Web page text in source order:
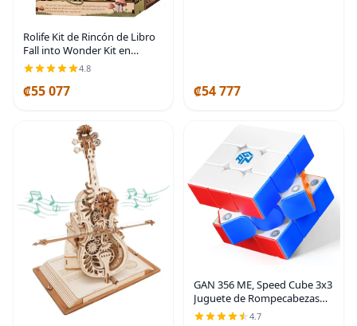
Rolife Kit de Rincón de Libro
Fall into Wonder Kit en
Miniatura de Bricolaje, Hueco
Libro Rompecabezas de
4.8
₡55 077 ₡54 777
GAN 356 ME, Speed Cube 3x3
Juguete de Rompecabezas
Magnético con 48 Imanes
4.7